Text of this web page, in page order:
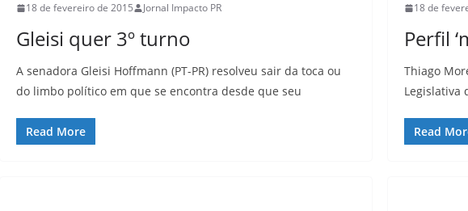
18 de fevereiro de 2015 Jornal Impacto PR
Gleisi quer 3º turno
A senadora Gleisi Hoffmann (PT-PR) resolveu sair da toca ou
do limbo político em que se encontra desde que seu
Read More
18 de
Perfil
Thiago
Legislativa
Read